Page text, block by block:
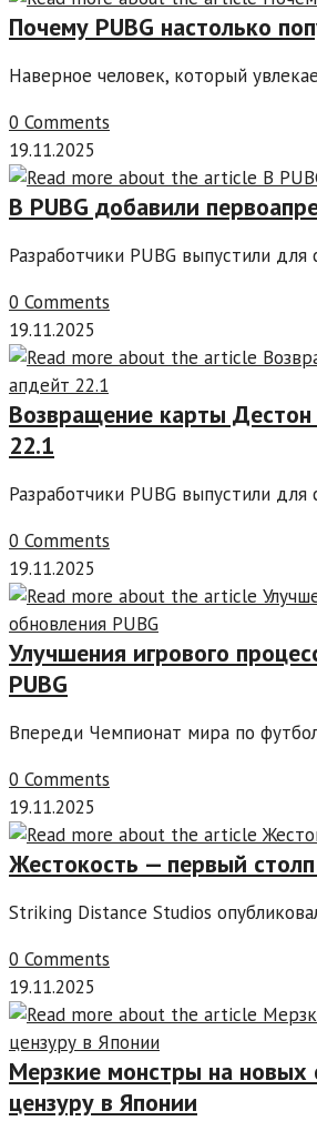
Почему PUBG настолько
Наверное человек, который
0 Comments
19.11.2025
В PUBG добавили
Разработчики PUBG выпустили
0 Comments
19.11.2025
Возвращение карты
22.1
Разработчики PUBG выпустили
0 Comments
19.11.2025
Улучшения игрового
PUBG
Впереди Чемпионат мира по
0 Comments
19.11.2025
Жестокость — первый
Striking Distance Studios
0 Comments
19.11.2025
Мерзкие монстры на
цензуру в Японии